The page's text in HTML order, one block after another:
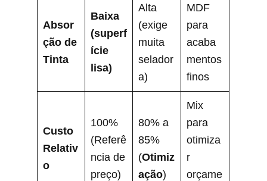
Absor
ção de
Tinta
Baixa
(superf
ície
lisa)
Alta
(exige
muita
selador
a)
MDF
para
acaba
mentos
finos
Custo
Relativ
o
100%
(Referê
ncia de
preço)
80% a
85%
(Otimiz
ação)
Mix
para
otimiza
r
orçame